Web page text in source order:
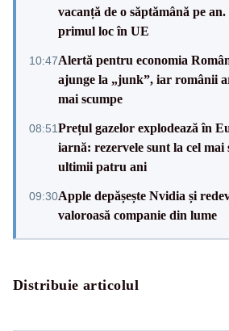
vacanță de o săptămână pe
primul loc în UE
10:47Alertă pentru economia
ajunge la „junk”, iar românii
mai scumpe
08:51Prețul gazelor explodează în
iarnă: rezervele sunt la cel mai
ultimii patru ani
09:30Apple depășește Nvidia și
valoroasă companie din lume
Distribuie articolul